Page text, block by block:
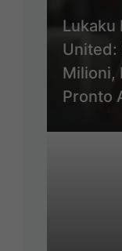
Lukaku
United:
Milioni,
Pronto